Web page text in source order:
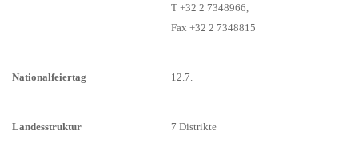
T +32 2 7348966,
Fax +32 2 7348815
Nationalfeiertag 12.7.
Landesstruktur 7 Distrikte